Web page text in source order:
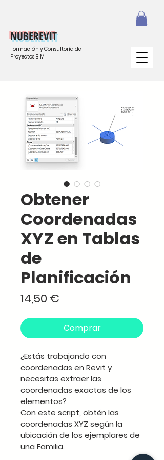
NUBEREVIT
Formación y Consultoría de
Proyectos BIM
Obtener
Coordenadas
XYZ en Tablas
de
Planificación
14,50 €
Comprar
¿Estás trabajando con
coordenadas en Revit y
necesitas extraer las
coordenadas exactas de los
elementos?
Con este script, obtén las
coordenadas XYZ según la
ubicación de los ejemplares de
una Familia.